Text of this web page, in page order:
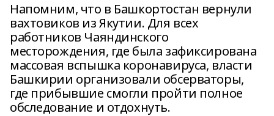
Напомним, что в Башкортостан вернули
вахтовиков из Якутии. Для всех
работников Чаяндинского
месторождения, где была зафиксирована
массовая вспышка коронавируса, власти
Башкирии организовали обсерваторы,
где прибывшие смогли пройти полное
обследование и отдохнуть.